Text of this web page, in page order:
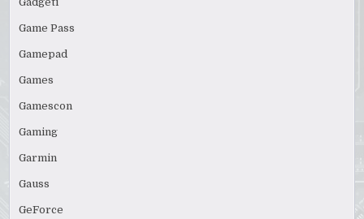
Game Pass
Gamepad
Games
Gamescon
Gaming
Garmin
Gauss
GeForce